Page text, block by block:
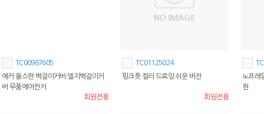
TC00967605
에커 올스판 벽걸이커버 엘지벽걸이커
버 무풍에어컨커
회원전용
TC01125024
핑크풋 컬러 드로잉 쉬운 버전
회원전용
노프레
현